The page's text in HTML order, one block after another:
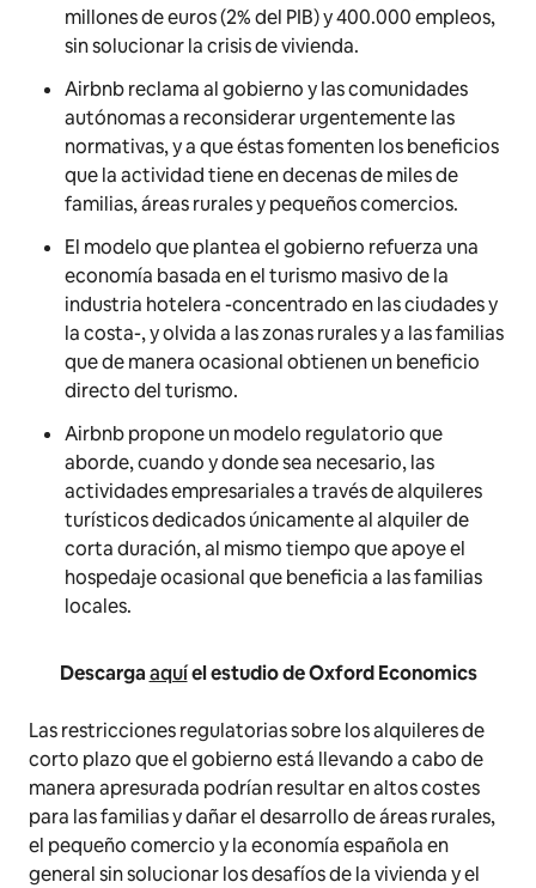
millones de euros (2% del PIB) y 400.000 empleos,
sin solucionar la crisis de vivienda.
Airbnb reclama al gobierno y las comunidades
autónomas a reconsiderar urgentemente las
normativas, y a que éstas fomenten los beneficios
que la actividad tiene en decenas de miles de
familias, áreas rurales y pequeños comercios.
El modelo que plantea el gobierno refuerza una
economía basada en el turismo masivo de la
industria hotelera -concentrado en las ciudades y
la costa-, y olvida a las zonas rurales y a las familias
que de manera ocasional obtienen un beneficio
directo del turismo.
Airbnb propone un modelo regulatorio que
aborde, cuando y donde sea necesario, las
actividades empresariales a través de alquileres
turísticos dedicados únicamente al alquiler de
corta duración, al mismo tiempo que apoye el
hospedaje ocasional que beneficia a las familias
locales.
Descargaaquíel estudio de Oxford Economics
Las restricciones regulatorias sobre los alquileres de
corto plazo que el gobierno está llevando a cabo de
manera apresurada podrían resultar en altos costes
para las familias y dañar el desarrollo de áreas rurales,
el pequeño comercio y la economía española en
general sin solucionar los desafíos de la vivienda y el